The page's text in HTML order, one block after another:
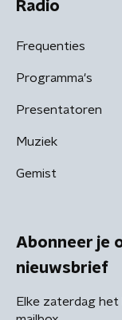
Radio
Frequenties
Programma's
Presentatoren
Muziek
Gemist
Abonneer je
nieuwsbrief
Elke zaterdag het